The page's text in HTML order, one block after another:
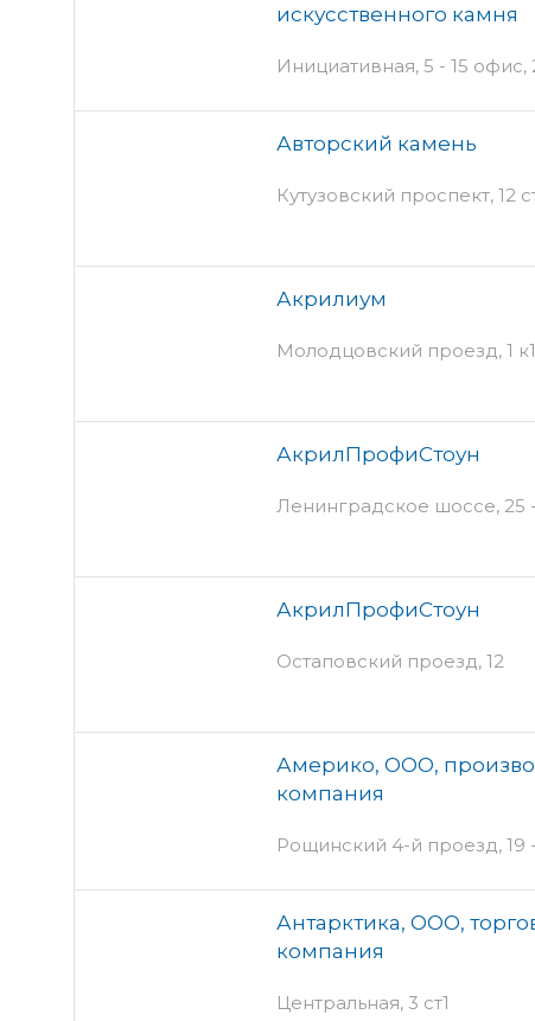
искусственного камня
Инициативная, 5 - 15 офис,
Авторский камень
Кутузовский проспект, 12
Акрилиум
Молодцовский проезд, 1 к1
АкрилПрофиСтоун
Ленинградское шоссе, 25
АкрилПрофиСтоун
Остаповский проезд, 12
Америко, ООО,
компания
Рощинский 4-й проезд, 19
Антарктика, ООО,
компания
Центральная, 3 ст1